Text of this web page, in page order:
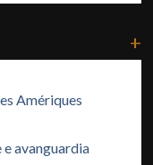
+
Amériques
e avanguardia